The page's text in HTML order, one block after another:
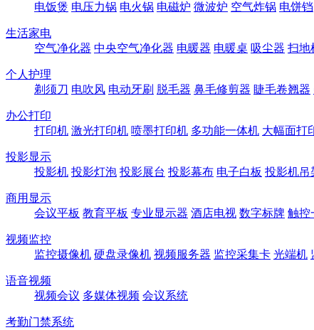
电饭煲 电压力锅 电火锅 电磁炉 微波炉 空气炸锅 电饼铛
生活家电
空气净化器 中央空气净化器 电暖器 电暖桌 吸尘器 扫地
个人护理
剃须刀 电吹风 电动牙刷 脱毛器 鼻毛修剪器 睫毛卷翘器
办公打印
打印机 激光打印机 喷墨打印机 多功能一体机 大幅面打
投影显示
投影机 投影灯泡 投影展台 投影幕布 电子白板 投影机吊
商用显示
会议平板 教育平板 专业显示器 酒店电视 数字标牌 触控
视频监控
监控摄像机 硬盘录像机 视频服务器 监控采集卡 光端机
语音视频
视频会议 多媒体视频 会议系统
考勤门禁系统